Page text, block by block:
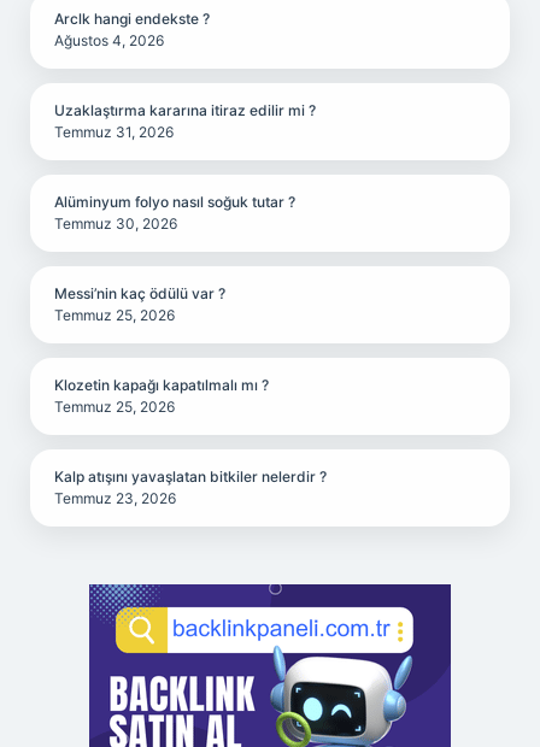
Arclk hangi endekste ?
Ağustos 4, 2026
Uzaklaştırma kararına itiraz edilir mi ?
Temmuz 31, 2026
Alüminyum folyo nasıl soğuk tutar ?
Temmuz 30, 2026
Messi’nin kaç ödülü var ?
Temmuz 25, 2026
Klozetin kapağı kapatılmalı mı ?
Temmuz 25, 2026
Kalp atışını yavaşlatan bitkiler nelerdir ?
Temmuz 23, 2026